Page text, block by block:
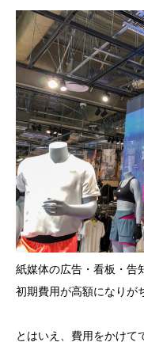
紙媒体の広告・看板・告
初期費用が高額になりが
とはいえ、費用をかけて